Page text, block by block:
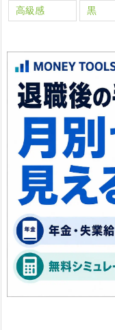
高級感 黒